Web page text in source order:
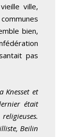
ville,
bien,
pas
Knesset et
était
Beilin